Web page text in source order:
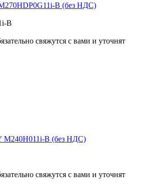
B (без НДС)
B
свяжутся с вами и уточнят
M240H011i-B (без НДС)
свяжутся с вами и уточнят